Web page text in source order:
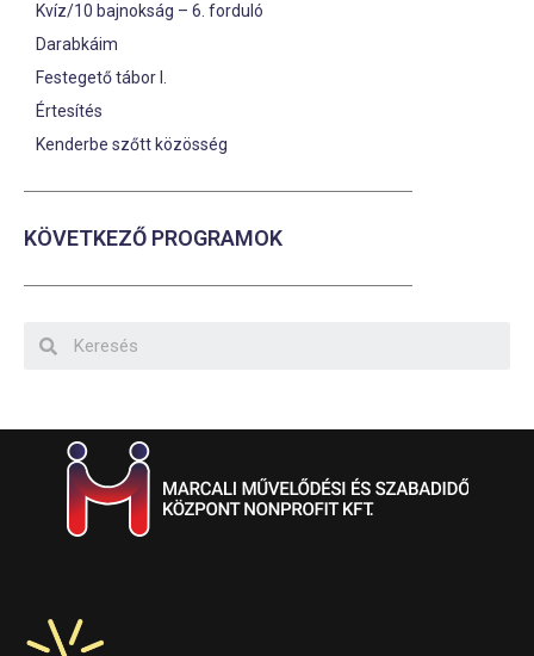
Kvíz/10 bajnokság – 6. forduló
Darabkáim
Festegető tábor I.
Értesítés
Kenderbe szőtt közösség
KÖVETKEZŐ PROGRAMOK